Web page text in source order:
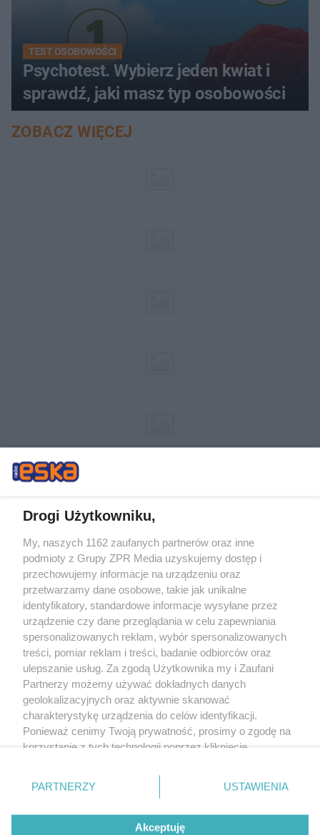
TEST OSOBOWOŚCI
Psychotest. Wybierz jeden kwiat i
sprawdź, jaki masz typ osobowości
ZOBACZ WIĘCEJ
Żaden utwór zamieszczony w serwisie nie może być powielany i
rozpowszechniany lub dalej rozpowszechniany w jakikolwiek sposób (w
tym także elektroniczny lub mechaniczny) na jakimkolwiek polu
eksploatacji w jakiejkolwiek formie, włącznie z umieszczaniem w Internecie
bez pisemnej zgody właściciela praw. Jakiekolwiek użycie lub
wykorzystanie utworów w całości lub w części z naruszeniem prawa, tzn.
bez właściwej zgody, jest zabronione pod groźbą kary i może być ścigane
prawnie.
O nas
Drogi Użytkowniku,
My, naszych 1162 zaufanych partnerów oraz inne
podmioty z Grupy ZPR Media uzyskujemy dostęp i
przechowujemy informacje na urządzeniu oraz
przetwarzamy dane osobowe, takie jak unikalne
identyfikatory, standardowe informacje wysyłane przez
urządzenie czy dane przeglądania w celu zapewniania
spersonalizowanych reklam, wybór spersonalizowanych
treści, pomiar reklam i treści, badanie odbiorców oraz
ulepszanie usług. Za zgodą Użytkownika my i Zaufani
Partnerzy możemy używać dokładnych danych
geolokalizacyjnych oraz aktywnie skanować
charakterystykę urządzenia do celów identyfikacji.
Ponieważ cenimy Twoją prywatność, prosimy o zgodę na
korzystanie z tych technologii poprzez kliknięcie
zmienić/wycofać klikając przycisk ustawień prywatności
znajdujący się w lewym dolnym rogu strony
rodzaje przetwarzania danych nie wymagają zgody
użytkownika, ale masz prawo sprzeciwić się takiemu
PARTNERZY USTAWIENIA
Akceptuję